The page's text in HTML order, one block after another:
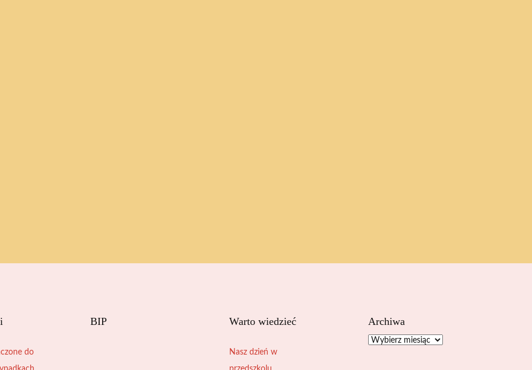
do
BIP Warto wiedzieć
Nasz dzień w
Archiwa
Archiwa